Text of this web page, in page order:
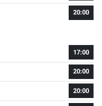
20:00
17:00
20:00
20:00